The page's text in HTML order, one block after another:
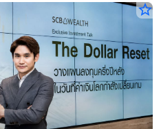
star_border